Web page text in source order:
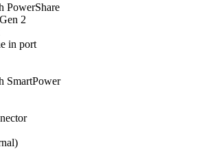
PowerShare
2
in port
SmartPower